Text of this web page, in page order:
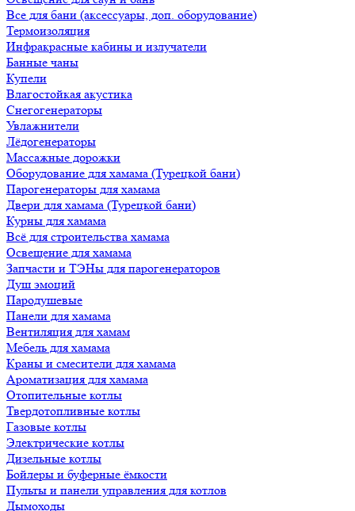
Все для бани (аксессуары, доп. оборудование)
Термоизоляция
Инфракрасные кабины и излучатели
Банные чаны
Купели
Влагостойкая акустика
Снегогенераторы
Увлажнители
Лёдогенераторы
Массажные дорожки
Оборудование для хамама (Турецкой бани)
Парогенераторы для хамама
Двери для хамама (Турецкой бани)
Курны для хамама
Всё для строительства хамама
Освещение для хамама
Запчасти и ТЭНы для парогенераторов
Душ эмоций
Пародушевые
Панели для хамама
Вентиляция для хамам
Мебель для хамама
Краны и смесители для хамама
Ароматизация для хамама
Отопительные котлы
Твердотопливные котлы
Газовые котлы
Электрические котлы
Дизельные котлы
Бойлеры и буферные ёмкости
Пульты и панели управления для котлов
Дымоходы